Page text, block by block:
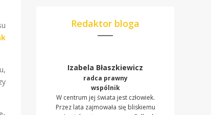
Redaktor bloga
Izabela Błaszkiewicz
radca prawny
wspólnik
W centrum jej świata jest człowiek.
Przez lata zajmowała się bliskiemu